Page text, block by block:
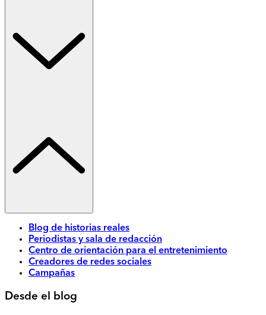
Blog de historias reales
Periodistas y sala de redacción
Centro de orientación para el entretenimiento
Creadores de redes sociales
Campañas
Desde el blog